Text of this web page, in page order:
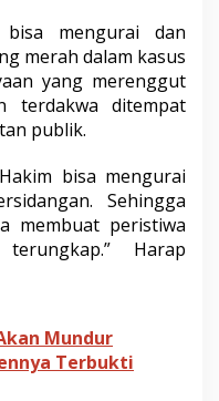
mengurai dan
merah dalam kasus
yang merenggut
terdakwa ditempat
publik.
bisa mengurai
Sehingga
membuat peristiwa
Harap
Mundur
Terbukti